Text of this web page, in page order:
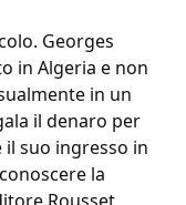
Georges
in Algeria e non
in un
il denaro per
suo ingresso in
la